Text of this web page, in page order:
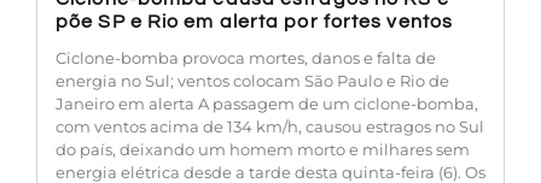
põe SP e Rio em alerta por fortes ventos
Ciclone-bomba provoca mortes, danos e falta de
energia no Sul; ventos colocam São Paulo e Rio de
Janeiro em alerta A passagem de um ciclone-bomba,
com ventos acima de 134 km/h, causou estragos no Sul
do país, deixando um homem morto e milhares sem
energia elétrica desde a tarde desta quinta-feira (6). Os